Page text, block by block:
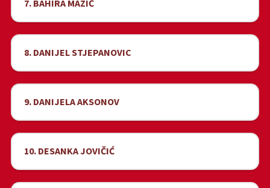
7. BAHIRA MAZIČ
8. DANIJEL STJEPANOVIC
9. DANIJELA AKSONOV
10. DESANKA JOVIČIĆ